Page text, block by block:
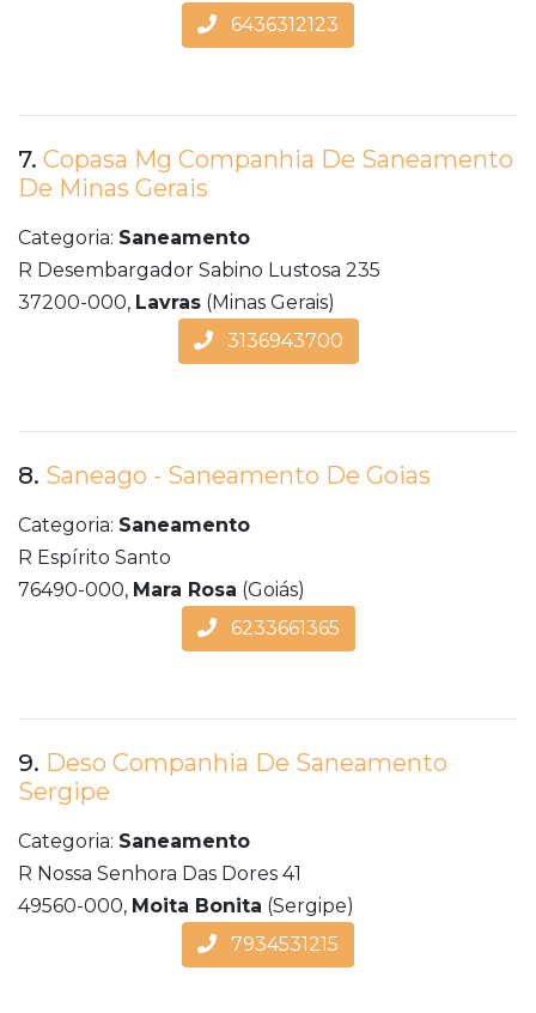
6436312123
7. Copasa Mg Companhia De Saneamento
De Minas Gerais
Categoria: Saneamento
R Desembargador Sabino Lustosa 235
37200-000, Lavras (Minas Gerais)
3136943700
8. Saneago - Saneamento De Goias
Categoria: Saneamento
R Espírito Santo
76490-000, Mara Rosa (Goiás)
6233661365
9. Deso Companhia De Saneamento
Sergipe
Categoria: Saneamento
R Nossa Senhora Das Dores 41
49560-000, Moita Bonita (Sergipe)
7934531215